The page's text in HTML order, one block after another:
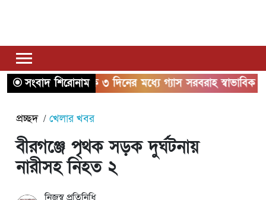
সংবাদ শিরোনাম
২ থেকে ৩ দিনের মধ্যে গ্যাস সরবরাহ স্বাভাবিক হবে:
প্রচ্ছদ খেলার খবর
বীরগঞ্জে পৃথক সড়ক দুর্ঘটনায়
নারীসহ নিহত ২